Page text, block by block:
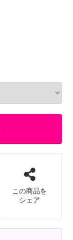
この商品を
シェア